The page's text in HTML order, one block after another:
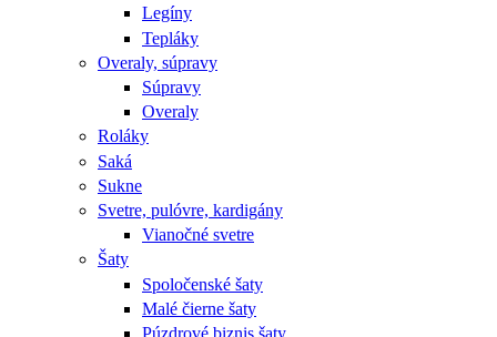
Legíny
Tepláky
Overaly, súpravy
Súpravy
Overaly
Roláky
Saká
Sukne
Svetre, pulóvre, kardigány
Vianočné svetre
Šaty
Spoločenské šaty
Malé čierne šaty
Púzdrové biznis šaty